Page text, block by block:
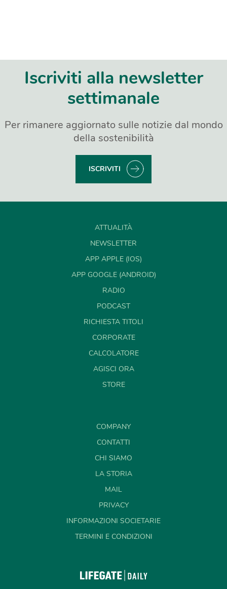
Iscriviti alla newsletter
settimanale
Per rimanere aggiornato sulle notizie dal mondo
della sostenibilità
ISCRIVITI
ATTUALITÀ
NEWSLETTER
APP APPLE (IOS)
APP GOOGLE (ANDROID)
RADIO
PODCAST
RICHIESTA TITOLI
CORPORATE
CALCOLATORE
AGISCI ORA
STORE
COMPANY
CONTATTI
CHI SIAMO
LA STORIA
MAIL
PRIVACY
INFORMAZIONI SOCIETARIE
TERMINI E CONDIZIONI